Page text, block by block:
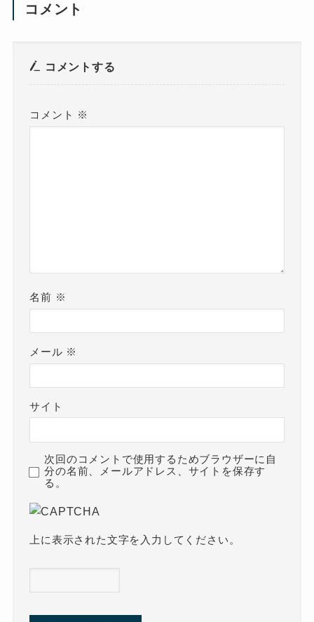
コメント
コメントする
コメント ※
名前 ※
メール ※
サイト
次回のコメントで使用するためブラウザーに自
分の名前、メールアドレス、サイトを保存す
る。
上に表示された文字を入力してください。